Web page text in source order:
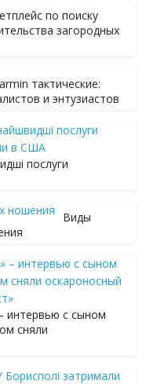
по поиску
загородных
тактические:
и энтузиастов
послуги
Виды
интервью с сыном
сняли